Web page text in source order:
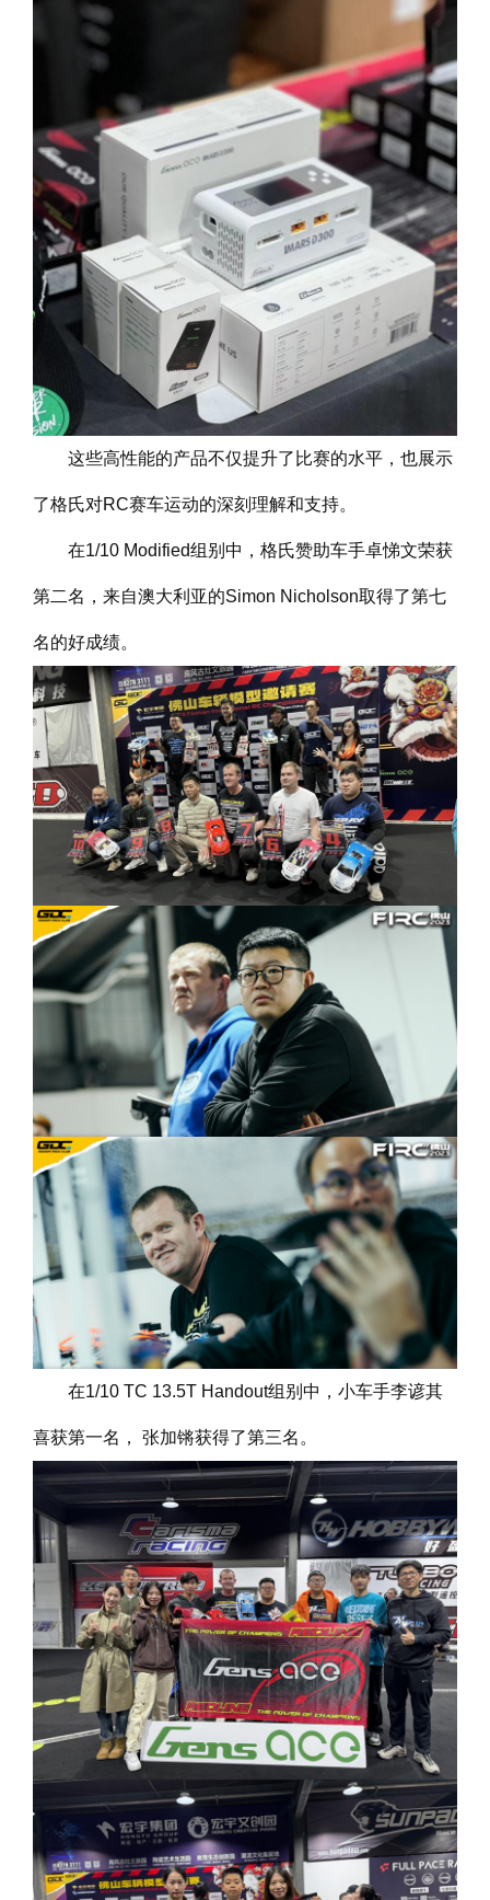
这些高性能的产品不仅提升了比赛的水平，也展示
了格氏对RC赛车运动的深刻理解和支持。
在1/10 Modified组别中，格氏赞助车手卓悌文荣获
第二名，来自澳大利亚的Simon Nicholson取得了第七
名的好成绩。
在1/10 TC 13.5T Handout组别中，小车手李谚其
喜获第一名， 张加锵获得了第三名。